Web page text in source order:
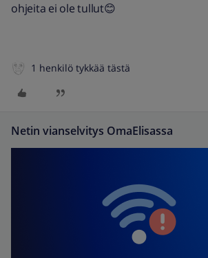
ohjeita ei ole tullut😊
1 henkilö tykkää tästä
Netin vianselvitys OmaElisassa